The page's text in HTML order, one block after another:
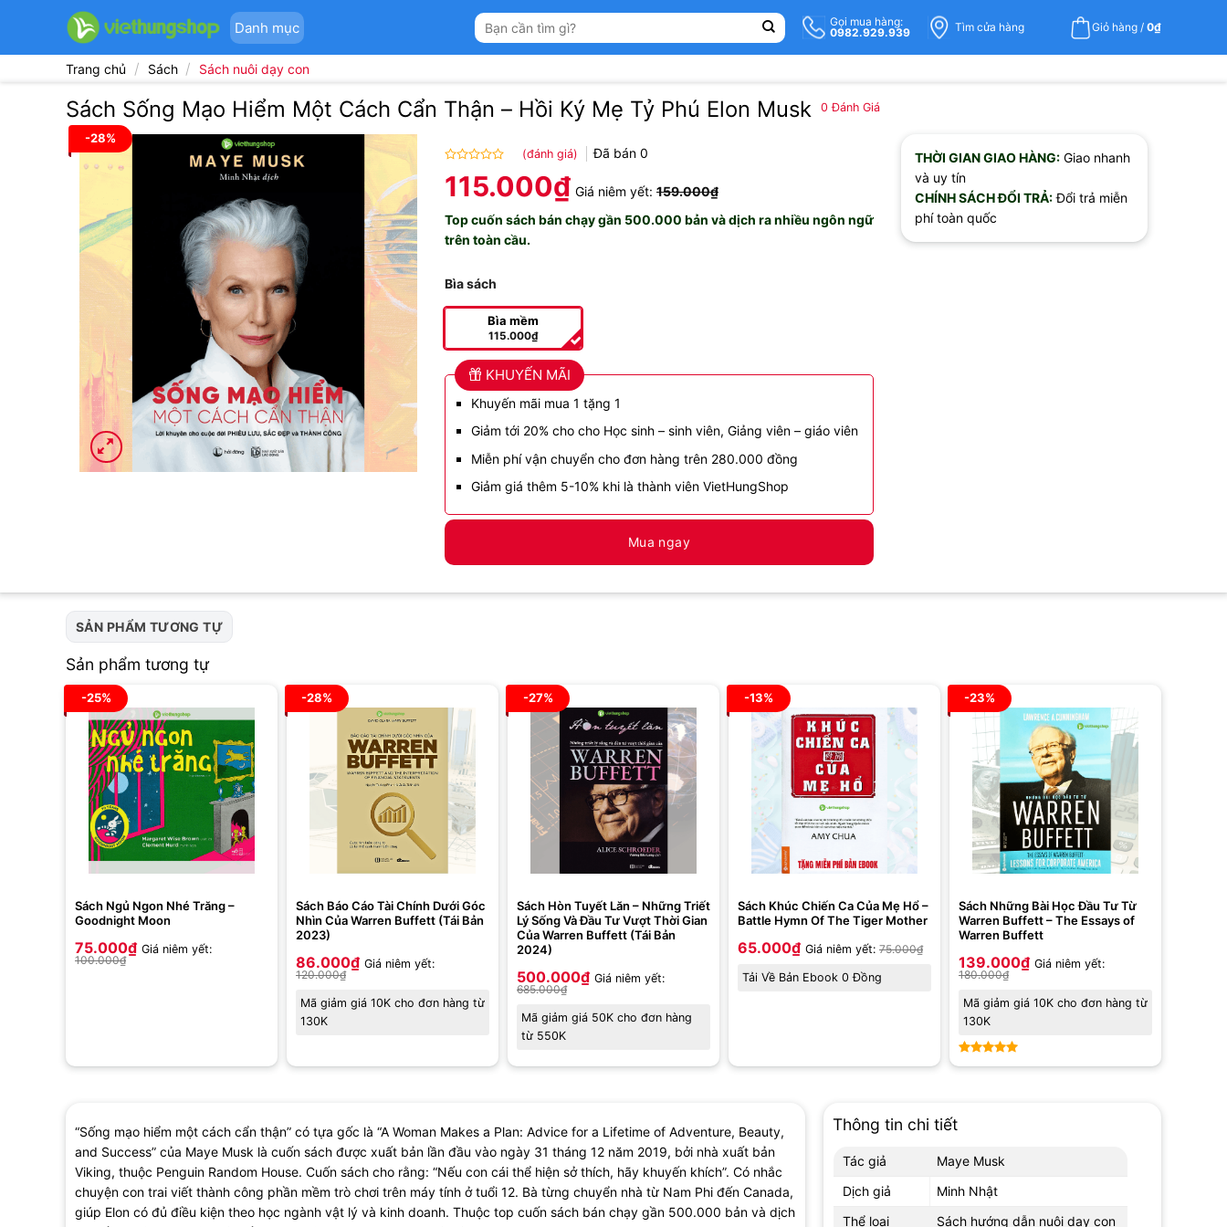
Danh mục
Tìm
kiếm:
Gọi mua hàng:
0982.929.939
Tìm cửa hàng Giỏ hàng / 0₫
Trang chủ / Sách / Sách nuôi dạy con
Sách Sống Mạo Hiểm Một Cách Cẩn Thận – Hồi Ký Mẹ Tỷ Phú Elon Musk 0 Đánh Giá
-28%
Được
0.0
5
sao
(đánh giá) Đã bán 0
115.000₫ Giá niêm yết: 159.000₫
Top cuốn sách bán chạy gần 500.000 bản và dịch ra nhiều ngôn ngữ
trên toàn cầu.
Bìa sách
Bìa mềm
115.000₫
KHUYẾN MÃI
Khuyến mãi mua 1 tặng 1
Giảm tới 20% cho cho Học sinh – sinh viên, Giảng viên – giáo viên
Miễn phí vận chuyển cho đơn hàng trên 280.000 đồng
Giảm giá thêm 5-10% khi là thành viên VietHungShop
Mua ngay
THỜI GIAN GIAO HÀNG: Giao nhanh
và uy tín
CHÍNH SÁCH ĐỔI TRẢ:Đổi trả miễn
phí toàn quốc
SẢN PHẨM TƯƠNG TỰ
Sản phẩm tương tự
-25%
Sách Ngủ Ngon Nhé Trăng –
Goodnight Moon
75.000₫ Giá niêm yết:
100.000₫
-28%
Sách Báo Cáo Tài Chính Dưới Góc
Nhìn Của Warren Buffett (Tái Bản
2023)
86.000₫ Giá niêm yết:
120.000₫
Mã giảm giá 10K cho đơn hàng từ
130K
-27%
Sách Hòn Tuyết Lăn – Những Triết
Lý Sống Và Đầu Tư Vượt Thời Gian
Của Warren Buffett (Tái Bản
2024)
500.000₫ Giá niêm yết:
685.000₫
Mã giảm giá 50K cho đơn hàng
từ 550K
-13%
Sách Khúc Chiến Ca Của Mẹ Hổ –
Battle Hymn Of The Tiger Mother
65.000₫ Giá niêm yết: 75.000₫
Tải Về Bản Ebook 0 Đồng
-23%
Sách Những Bài Học Đầu Tư Từ
Warren Buffett – The Essays of
Warren Buffett
Được xếp
139.000₫ Giá niêm yết:
180.000₫
Mã giảm giá 10K cho đơn hàng từ
130K
“Sống mạo hiểm một cách cẩn thận” có tựa gốc là “A Woman Makes a Plan: Advice for a Lifetime of Adventure, Beauty,
and Success” của Maye Musk là cuốn sách được xuất bản lần đầu vào ngày 31 tháng 12 năm 2019, bởi nhà xuất bản
Viking, thuộc Penguin Random House. Cuốn sách cho rằng: “Nếu con cái thể hiện sở thích, hãy khuyến khích”. Có nhắc
chuyện con trai viết thành công phần mềm trò chơi trên máy tính ở tuổi 12. Bà từng chuyển nhà từ Nam Phi đến Canada,
giúp Elon có đủ điều kiện theo học ngành vật lý và kinh doanh. Thuộc top cuốn sách bán chạy gần 500.000 bản và dịch
Thông tin chi tiết
Tác giả
Maye Musk
Dịch giả
Minh Nhật
Thể loại
Sách hướng dẫn nuôi dạy con